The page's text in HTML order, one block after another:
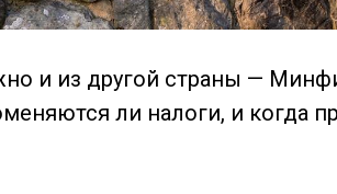
и из другой страны —
ли налоги, и когда